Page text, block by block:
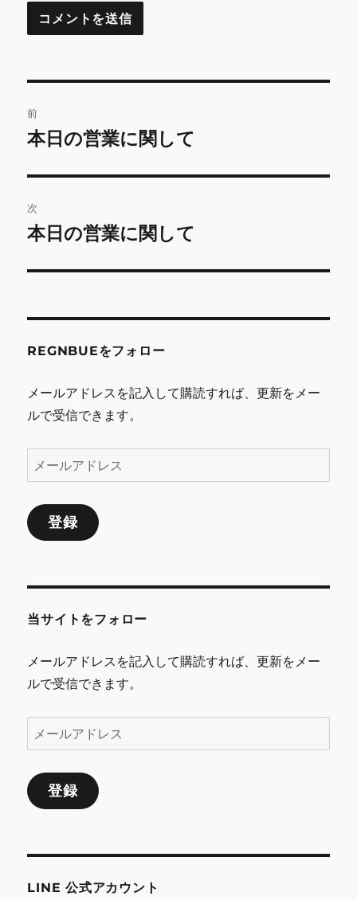
稿
ビ
ゲ
ー
前
前
投
稿:
本日の営業に関して
次
次
投
本日の営業に関して
REGNBUEをフォロー
メールアドレスを記入して購読すれば、更新をメー
ルで受信できます。
ー
ル
ア
ス
登録
当サイトをフォロー
メールアドレスを記入して購読すれば、更新をメー
ルで受信できます。
ー
ル
ア
ス
登録
LINE 公式アカウント